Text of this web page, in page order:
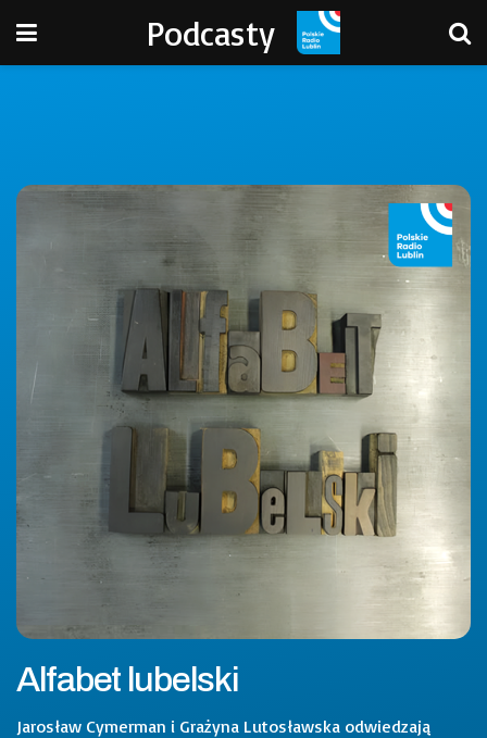
Podcasty
Alfabet lubelski
Jarosław Cymerman i Grażyna Lutosławska odwiedzają